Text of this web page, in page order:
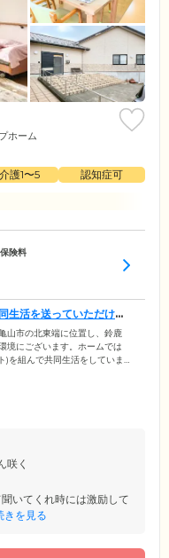
ホーム
護1〜5
認知症可
険料
生活を送っていただけま
山市の北東端に位置し、鈴鹿
境にございます。ホームでは
)を組んで共同生活をしていま
タッフがご入居者様の生活
資格者も勤務。認知症への
咲く
いてくれ時には激励して
きを見る